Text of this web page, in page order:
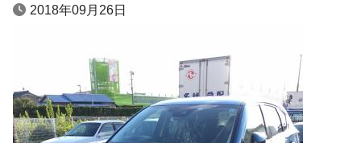
2018年09月26日